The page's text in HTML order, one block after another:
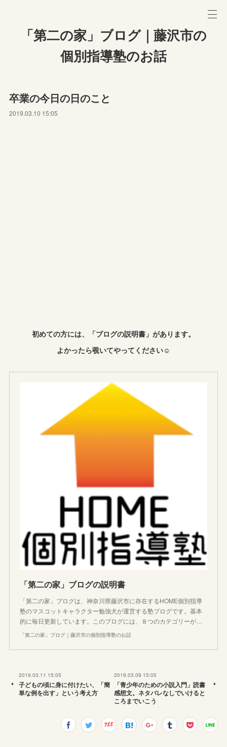
「第二の家」ブログ｜藤沢市の
個別指導塾のお話
卒業の今日の日のこと
2019.03.10 15:05
初めての方には、「ブログの説明書」があります。
よかったら覗いてやってください☺︎
「第二の家」ブログの説明書
「第二の家」ブログは、神奈川県藤沢市に存在するHOME個別指導
塾のマスコットキャラクター勉強犬が運営する塾ブログです。基本
的に毎日更新しています。このブログには、８つのカテゴリーが…
「第二の家」ブログ｜藤沢市の個別指導塾のお話
2019.03.11 15:05
子どもの頃に身に付けたい、「簡
単な例を出す」という考え方
2019.03.09 15:05
「青少年のための小説入門」読書
感想文。ネタバレなしでいけると
ころまでいこう